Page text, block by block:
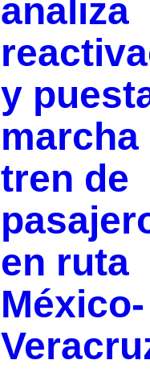
analiza
y
marcha
tren de
en ruta
México-